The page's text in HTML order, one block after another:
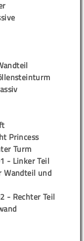
Princess
Turm
- Linker Teil
Wandteil und
- Rechter Teil